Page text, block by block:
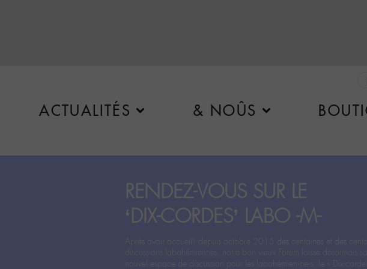
ACTUALITÉS & NOÛS
RENDEZ-VOUS SUR LE
‘DIX-CORDES’ LABO -M-
Après avoir accueilli depuis octobre 2015 des centaines et des
discussions labohémiennes, notre bon vieux Forum laisse désormais
nouvel espace de discussion pour les labohémien‧ne‧s: le « Dix-cordes